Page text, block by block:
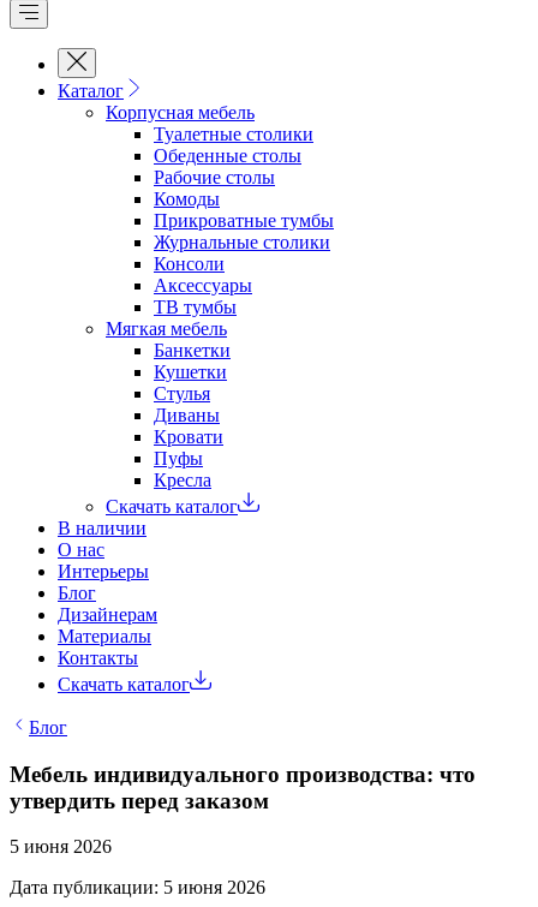
Каталог
Корпусная мебель
Туалетные столики
Обеденные cтолы
Рабочие столы
Комоды
Прикроватные тумбы
Журнальные столики
Консоли
Аксессуары
ТВ тумбы
Мягкая мебель
Банкетки
Кушетки
Стулья
Диваны
Кровати
Пуфы
Кресла
Скачать каталог
В наличии
О нас
Интерьеры
Блог
Дизайнерам
Материалы
Контакты
Скачать каталог
Блог
Мебель индивидуального производства: что
утвердить перед заказом
5 июня 2026
Дата публикации: 5 июня 2026